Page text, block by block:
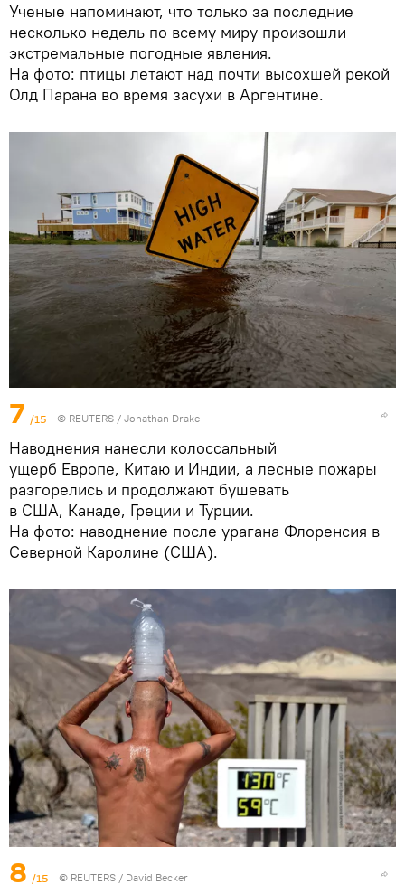
Ученые напоминают, что только за последние
несколько недель по всему миру произошли
экстремальные погодные явления.
На фото: птицы летают над почти высохшей рекой
Олд Парана во время засухи в Аргентине.
7 /15 © REUTERS / Jonathan Drake
Наводнения нанесли колоссальный
ущерб Европе, Китаю и Индии, а лесные пожары
разгорелись и продолжают бушевать
в США, Канаде, Греции и Турции.
На фото: наводнение после урагана Флоренсия в
Северной Каролине (США).
8 /15 © REUTERS / David Becker